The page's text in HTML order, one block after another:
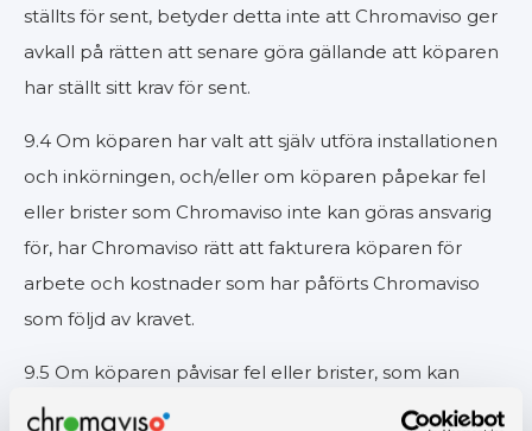
ställts för sent, betyder detta inte att Chromaviso ger
avkall på rätten att senare göra gällande att köparen
har ställt sitt krav för sent.
9.4 Om köparen har valt att själv utföra installationen
och inkörningen, och/eller om köparen påpekar fel
eller brister som Chromaviso inte kan göras ansvarig
för, har Chromaviso rätt att fakturera köparen för
arbete och kostnader som har påförts Chromaviso
som följd av kravet.
9.5 Om köparen påvisar fel eller brister, som kan
göras gällande mot Chromaviso, har Chromaviso rätt